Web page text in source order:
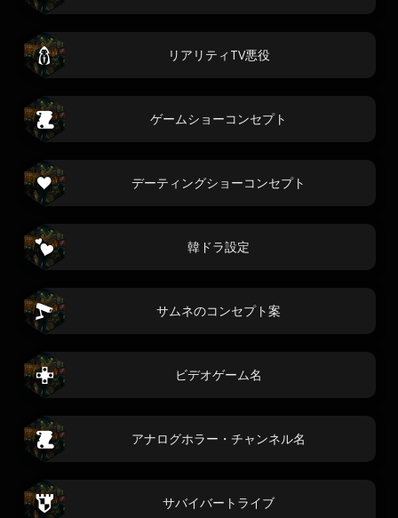
リアリティTV悪役
ゲームショーコンセプト
デーティングショーコンセプト
韓ドラ設定
サムネのコンセプト案
ビデオゲーム名
アナログホラー・チャンネル名
サバイバートライブ